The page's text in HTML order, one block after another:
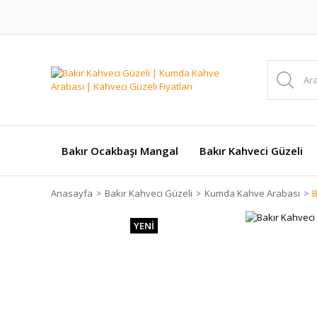
Bakır Ocakbaşı Mangal Bakır Kahveci Güzeli
Anasayfa Bakır Kahveci Güzeli Kumda Kahve Arabası
YENİ